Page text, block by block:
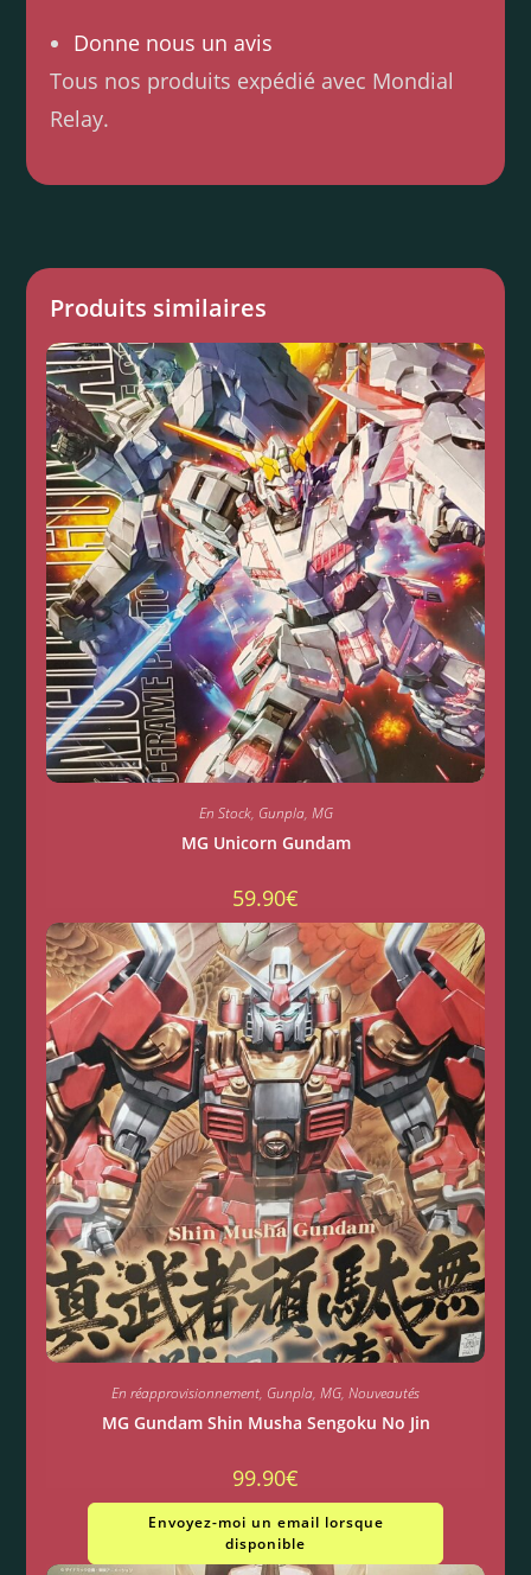
Donne nous un avis
Tous nos produits expédié avec Mondial
Relay.
Produits similaires
En Stock, Gunpla, MG
MG Unicorn Gundam
59.90€
En réapprovisionnement, Gunpla, MG, Nouveautés
MG Gundam Shin Musha Sengoku No Jin
99.90€
Envoyez-moi un email lorsque
disponible